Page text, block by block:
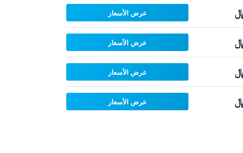
عرض الأسعار
عرض الأسعار
عرض الأسعار
عرض الأسعار